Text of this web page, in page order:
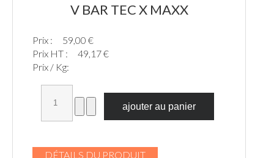
V BAR TEC X MAXX
Prix :
59,00 €
Prix HT :
49,17 €
Prix / Kg:
DÉTAILS DU PRODUIT